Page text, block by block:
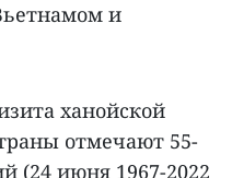
и
ханойской
отмечают 55-
(24 июня 1967-2022